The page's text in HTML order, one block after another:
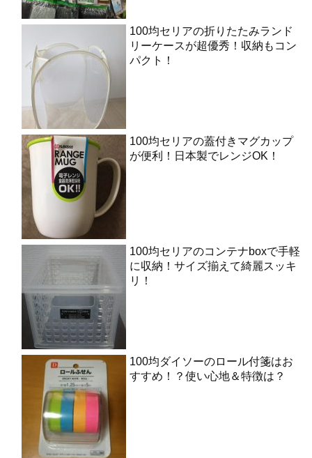
100均セリアの折りたたみランド
リーケースが超優秀！収納もコン
パクト！
100均セリアの蓋付きマグカップ
が便利！日本製でレンジOK！
100均セリアのコンテナboxで手軽
に収納！サイズ揃えて綺麗スッキ
リ！
100均ダイソーのロール付箋はお
すすめ！？使い心地＆特徴は？